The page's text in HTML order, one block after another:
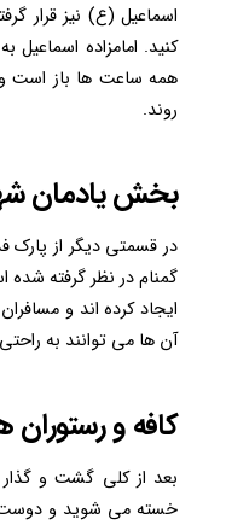
اسماعیل (ع) نیز قرار
کنید. امامزاده اسماعیل
همه ساعت ها باز است و
روند.
بخش یادمان
در قسمتی دیگر از پارک
گمنام در نظر گرفته
ایجاد کرده اند و
آن ‌ها می توانند به
کافه و رستوران
بعد از کلی گشت و
خسته می شوید و دوست